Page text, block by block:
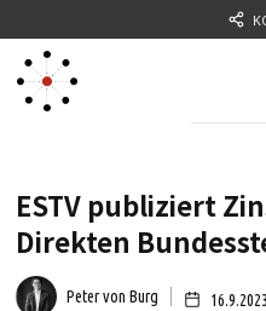
ESTV publiziert
Direkten
Peter von Burg 16.9.2023